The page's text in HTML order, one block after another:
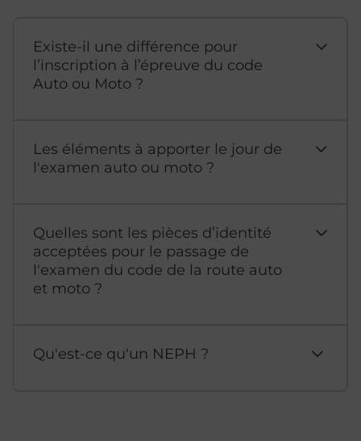
Existe-il une différence pour
l’inscription à l’épreuve du code
Auto ou Moto ?
Les éléments à apporter le jour de
l'examen auto ou moto ?
Quelles sont les pièces d’identité
acceptées pour le passage de
l'examen du code de la route auto
et moto ?
Qu'est-ce qu'un NEPH ?